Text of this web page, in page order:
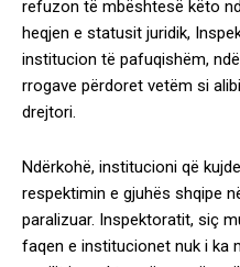
refuzon të mbështesë këto
heqjen e statusit juridik,
institucion të pafuqishëm,
rrogave përdoret vetëm si
drejtori.
Ndërkohë, institucioni që
respektimin e gjuhës shqipe
paralizuar. Inspektoratit, siç
faqen e institucionet nuk i ka